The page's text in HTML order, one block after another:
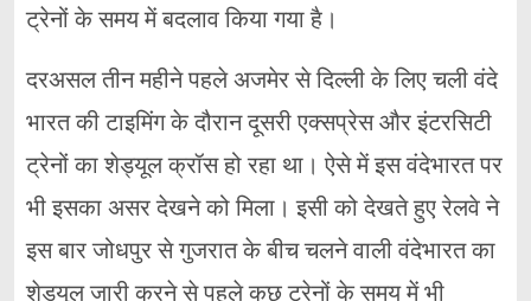
ट्रेनों के समय में बदलाव किया गया है।
दरअसल तीन महीने पहले अजमेर से दिल्ली के लिए चली वंदे
भारत की टाइमिंग के दौरान दूसरी एक्सप्रेस और इंटरसिटी
ट्रेनों का शेड्यूल क्रॉस हो रहा था। ऐसे में इस वंदेभारत पर
भी इसका असर देखने को मिला। इसी को देखते हुए रेलवे ने
इस बार जोधपुर से गुजरात के बीच चलने वाली वंदेभारत का
शेड्यूल जारी करने से पहले कुछ ट्रेनों के समय में भी